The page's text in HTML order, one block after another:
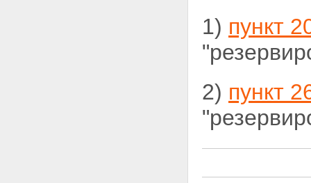
1) пункт
2) пункт